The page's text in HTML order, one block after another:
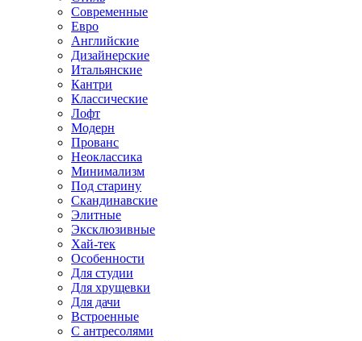
Современные
Евро
Английские
Дизайнерские
Итальянские
Кантри
Классические
Лофт
Модерн
Прованс
Неоклассика
Минимализм
Под старину
Скандинавские
Элитные
Эксклюзивные
Хай-тек
Особенности
Для студии
Для хрущевки
Для дачи
Встроенные
С антресолями